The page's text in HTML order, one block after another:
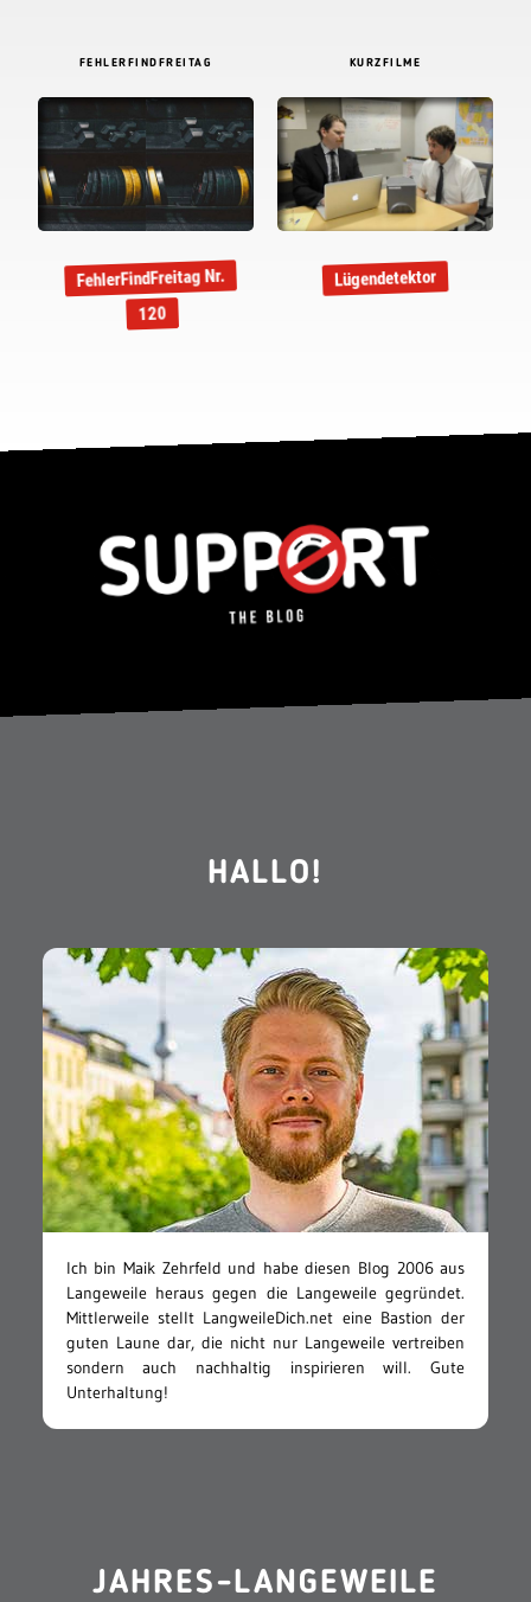
FEHLERFINDFREITAG
FehlerFindFreitag Nr.
120
KURZFILME
Lügendetektor
HALLO!
Ich bin Maik Zehrfeld und habe diesen Blog 2006 aus
Langeweile heraus gegen die Langeweile gegründet.
Mittlerweile stellt LangweileDich.net eine Bastion der
guten Laune dar, die nicht nur Langeweile vertreiben
sondern auch nachhaltig inspirieren will. Gute
Unterhaltung!
JAHRES-LANGEWEILE